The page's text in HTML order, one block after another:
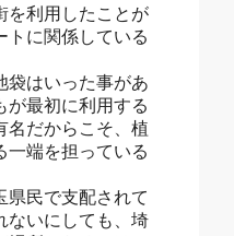
を利用したことが
トに関係している
袋はいった事があ
が最初に利用する
名だからこそ、植
一端を担っている
県民で支配されて
ないにしても、埼